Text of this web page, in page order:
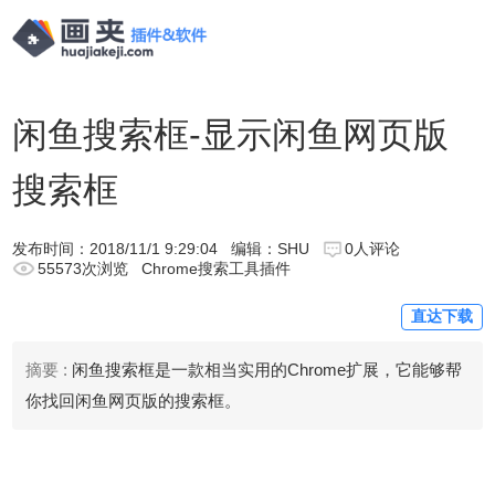
闲鱼搜索框-显示闲鱼网页版
搜索框
发布时间： 2018/11/1 9:29:04 编辑：SHU
0人评论
55573次浏览
Chrome搜索工具插件
直达下载
摘要 : 闲鱼搜索框是一款相当实用的Chrome扩展，它能够帮
你找回闲鱼网页版的搜索框。